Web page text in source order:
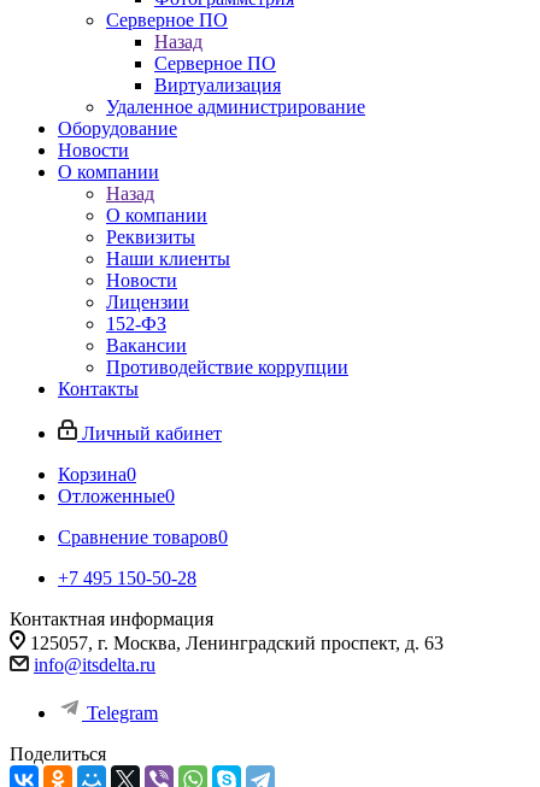
Серверное ПО
Назад
Серверное ПО
Виртуализация
Удаленное администрирование
Оборудование
Новости
О компании
Назад
О компании
Реквизиты
Наши клиенты
Новости
Лицензии
152-ФЗ
Вакансии
Противодействие коррупции
Контакты
Личный кабинет
Корзина0
Отложенные0
Сравнение товаров0
+7 495 150-50-28
Контактная информация
125057, г. Москва, Ленинградский проспект, д. 63
info@itsdelta.ru
Telegram
Поделиться